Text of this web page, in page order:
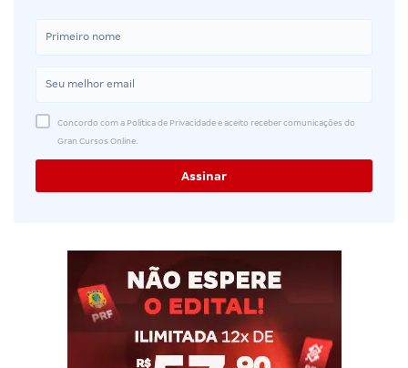
Concordo com a Política de Privacidade e aceito receber comunicações do
Gran Cursos Online.